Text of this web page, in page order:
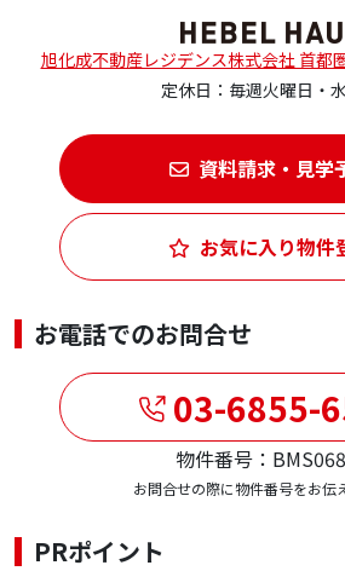
旭化成不動産レジデンス株式会社 首
定休日：毎週火曜日・
資料請求・見学
お気に入り物件
お電話でのお問合せ
03-6855-
物件番号：
お問合せの際に物件番号をお伝
PRポイント